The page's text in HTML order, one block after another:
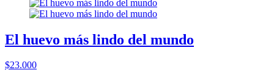
El huevo más lindo del mundo
$23.000